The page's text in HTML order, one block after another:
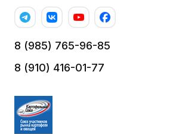
8 (985) 765-96-85
8 (910) 416-01-77